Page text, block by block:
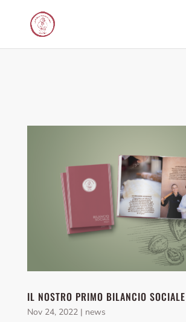
IL NOSTRO PRIMO BILANCIO SOCIALE
Nov 24, 2022| news